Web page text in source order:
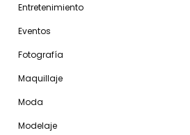
Entretenimiento
Eventos
Fotografía
Maquillaje
Moda
Modelaje